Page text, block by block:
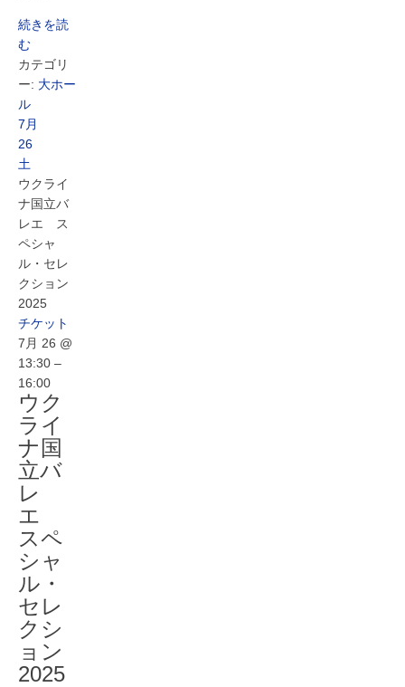
続きを読
む
カテゴリ
ー: 大ホー
ル
7月
26
土
ウクライ
ナ国立バ
レエ ス
ペシャ
ル・セレ
クション
2025
チケット
7月 26 @
13:30 –
16:00
ウク
ライ
ナ国
立バ
レ
エ
スペ
シャ
ル・
セレ
クシ
ョン
2025